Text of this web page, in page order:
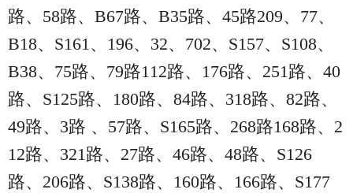
路、58路、B67路、B35路、45路209、77、
B18、S161、196、32、702、S157、S108、
B38、75路、79路112路、176路、251路、40
路、S125路、180路、84路、318路、82路、
49路、3路 、57路、S165路、268路168路、2
12路、321路、27路、46路、48路、S126
路、206路、S138路、160路、166路、S177